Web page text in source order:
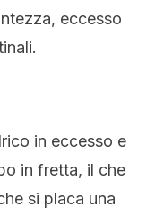
eccesso
in eccesso e
in fretta, il che
si placa una